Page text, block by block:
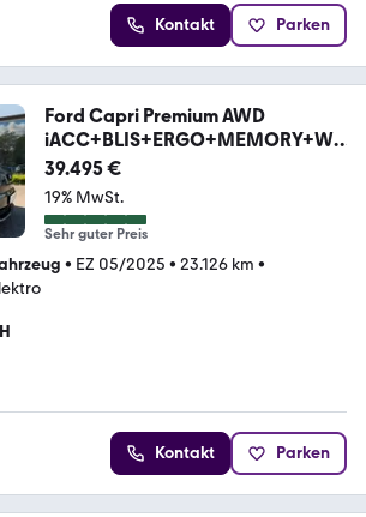
Kontakt Parken
Ford Capri Premium AWD
iACC+BLIS+ERGO+MEMORY+WP
+Allwr
39.495 €
19% MwSt.
Sehr guter Preis
• EZ 05/2025 • 23.126 km •
Kontakt Parken